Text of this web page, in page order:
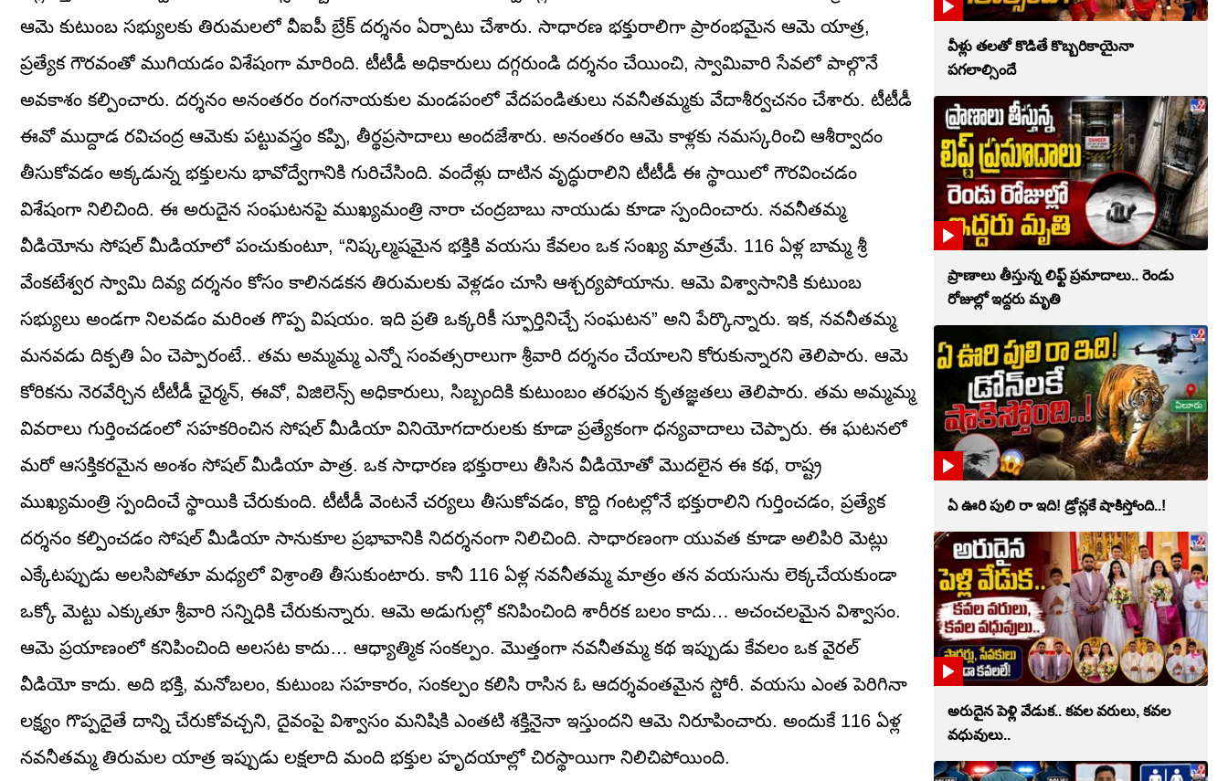
ఆమె కుటుంబ సభ్యులకు తిరుమలలో వీఐపీ బ్రేక్ దర్శనం ఏర్పాటు చేశారు. సాధారణ భక్తురాలిగా ప్రారంభమైన ఆమె యాత్ర,
ప్రత్యేక గౌరవంతో ముగియడం విశేషంగా మారింది. టీటీడీ అధికారులు దగ్గరుండి దర్శనం చేయించి, స్వామివారి సేవలో పాల్గొనే
అవకాశం కల్పించారు. దర్శనం అనంతరం రంగనాయకుల మండపంలో వేదపండితులు నవనీతమ్మకు వేదాశీర్వచనం చేశారు. టీటీడీ
ఈవో ముద్దాడ రవిచంద్ర ఆమెకు పట్టువస్త్రం కప్పి, తీర్థప్రసాదాలు అందజేశారు. అనంతరం ఆమె కాళ్లకు నమస్కరించి ఆశీర్వాదం
తీసుకోవడం అక్కడున్న భక్తులను భావోద్వేగానికి గురిచేసింది. వందేళ్లు దాటిన వృద్ధురాలిని టీటీడీ ఈ స్థాయిలో గౌరవించడం
విశేషంగా నిలిచింది. ఈ అరుదైన సంఘటనపై ముఖ్యమంత్రి నారా చంద్రబాబు నాయుడు కూడా స్పందించారు. నవనీతమ్మ
వీడియోను సోషల్ మీడియాలో పంచుకుంటూ, “నిష్కల్మషమైన భక్తికి వయసు కేవలం ఒక సంఖ్య మాత్రమే. 116 ఏళ్ల బామ్మ శ్రీ
వేంకటేశ్వర స్వామి దివ్య దర్శనం కోసం కాలినడకన తిరుమలకు వెళ్లడం చూసి ఆశ్చర్యపోయాను. ఆమె విశ్వాసానికి కుటుంబ
సభ్యులు అండగా నిలవడం మరింత గొప్ప విషయం. ఇది ప్రతి ఒక్కరికీ స్ఫూర్తినిచ్చే సంఘటన” అని పేర్కొన్నారు. ఇక, నవనీతమ్మ
మనవడు దిక్పతి ఏం చెప్పారంటే.. తమ అమ్మమ్మ ఎన్నో సంవత్సరాలుగా శ్రీవారి దర్శనం చేయాలని కోరుకున్నారని తెలిపారు. ఆమె
కోరికను నెరవేర్చిన టీటీడీ ఛైర్మన్, ఈవో, విజిలెన్స్ అధికారులు, సిబ్బందికి కుటుంబం తరఫున కృతజ్ఞతలు తెలిపారు. తమ అమ్మమ్మ
వివరాలు గుర్తించడంలో సహకరించిన సోషల్ మీడియా వినియోగదారులకు కూడా ప్రత్యేకంగా ధన్యవాదాలు చెప్పారు. ఈ ఘటనలో
మరో ఆసక్తికరమైన అంశం సోషల్ మీడియా పాత్ర. ఒక సాధారణ భక్తురాలు తీసిన వీడియోతో మొదలైన ఈ కథ, రాష్ట్ర
ముఖ్యమంత్రి స్పందించే స్థాయికి చేరుకుంది. టీటీడీ వెంటనే చర్యలు తీసుకోవడం, కొద్ది గంటల్లోనే భక్తురాలిని గుర్తించడం, ప్రత్యేక
దర్శనం కల్పించడం సోషల్ మీడియా సానుకూల ప్రభావానికి నిదర్శనంగా నిలిచింది. సాధారణంగా యువత కూడా అలిపిరి మెట్లు
ఎక్కేటప్పుడు అలసిపోతూ మధ్యలో విశ్రాంతి తీసుకుంటారు. కానీ 116 ఏళ్ల నవనీతమ్మ మాత్రం తన వయసును లెక్కచేయకుండా
ఒక్కో మెట్టు ఎక్కుతూ శ్రీవారి సన్నిధికి చేరుకున్నారు. ఆమె అడుగుల్లో కనిపించింది శారీరక బలం కాదు… అచంచలమైన విశ్వాసం.
ఆమె ప్రయాణంలో కనిపించింది అలసట కాదు… ఆధ్యాత్మిక సంకల్పం. మొత్తంగా నవనీతమ్మ కథ ఇప్పుడు కేవలం ఒక వైరల్
వీడియో కాదు. అది భక్తి, మనోబలం, కుటుంబ సహకారం, సంకల్పం కలిసి రాసిన ఓ ఆదర్శవంతమైన స్టోరీ. వయసు ఎంత పెరిగినా
లక్ష్యం గొప్పదైతే దాన్ని చేరుకోవచ్చని, దైవంపై విశ్వాసం మనిషికి ఎంతటి శక్తినైనా ఇస్తుందని ఆమె నిరూపించారు. అందుకే 116 ఏళ్ల
నవనీతమ్మ తిరుమల యాత్ర ఇప్పుడు లక్షలాది మంది భక్తుల హృదయాల్లో చిరస్థాయిగా నిలిచిపోయింది.
వీళ్లు తలతో కొడితే కొబ్బరికాయైనా
పగలాల్సిందే
ప్రాణాలు తీస్తున్న లిఫ్ట్‌ ప్రమాదాలు.. రెండు
రోజుల్లో ఇద్దరు మృతి
ఏ ఊరి పులి రా ఇది! డ్రోన్లకే షాకిస్తోంది..!
అరుదైన పెళ్లి వేడుక.. కవల వరులు, కవల
వధువులు..